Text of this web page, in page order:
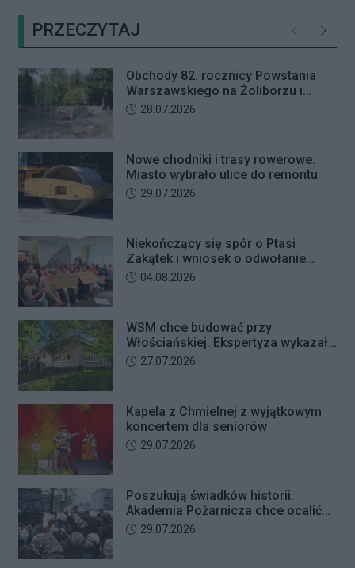
obywatelskiej inicjatywy
uchwałodawczej dotyczącej
zaniechania budowy przy ul.
Ficowskiego.
PRZECZYTAJ Poprzednie
Obchody 82. rocznicy Powstania
Warszawskiego na Żoliborzu i
Bielanach
Data dodania artykułu:
28.07.2026
Nowe chodniki i trasy rowerowe.
Miasto wybrało ulice do remontu
Data dodania artykułu:
29.07.2026
Niekończący się spór o Ptasi
Zakątek i wniosek o odwołanie
przewodniczącego Rady Dzielnicy
Data dodania artykułu:
04.08.2026
WSM chce budować przy
Włościańskiej. Ekspertyza wykazała
problemy z gruntem pod
Data dodania artykułu:
27.07.2026
Kapela z Chmielnej z wyjątkowym
koncertem dla seniorów
Data dodania artykułu:
29.07.2026
Poszukują świadków historii.
Akademia Pożarnicza chce ocalić
wspomnienia z pamiętnego strajku
Data dodania artykułu:
29.07.2026